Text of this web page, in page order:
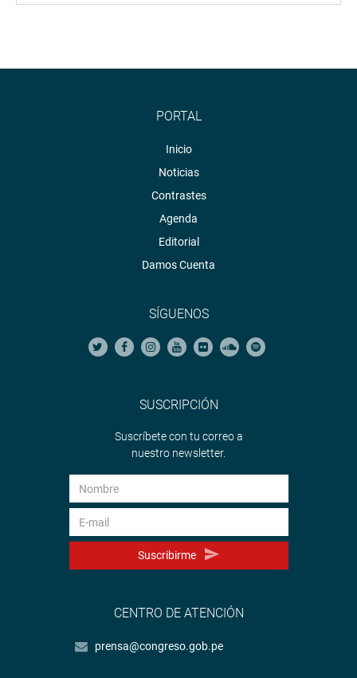
PORTAL
Inicio
Noticias
Contrastes
Agenda
Editorial
Damos Cuenta
SÍGUENOS
SUSCRIPCIÓN
Suscríbete con tu correo a
nuestro newsletter.
Suscribirme
CENTRO DE ATENCIÓN
prensa@congreso.gob.pe